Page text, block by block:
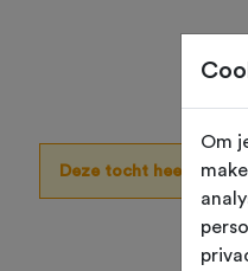
Deze tocht heeft
Om